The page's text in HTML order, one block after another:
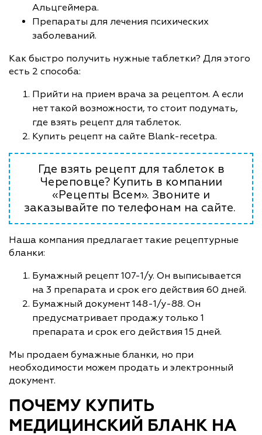
Альцгеймера.
Препараты для лечения психических
заболеваний.
Как быстро получить нужные таблетки? Для этого
есть 2 способа:
Прийти на прием врача за рецептом. А если
нет такой возможности, то стоит подумать,
где взять рецепт для таблеток.
Купить рецепт на сайте Blank-recetpa.
Где взять рецепт для таблеток в
Череповце? Купить в компании
«Рецепты Всем». Звоните и
заказывайте по телефонам на сайте.
Наша компания предлагает такие рецептурные
бланки:
Бумажный рецепт 107-1/у. Он выписывается
на 3 препарата и срок его действия 60 дней.
Бумажный документ 148-1/у-88. Он
предусматривает продажу только 1
препарата и срок его действия 15 дней.
Мы продаем бумажные бланки, но при
необходимости можем продать и электронный
документ.
ПОЧЕМУ КУПИТЬ
МЕДИЦИНСКИЙ БЛАНК НА